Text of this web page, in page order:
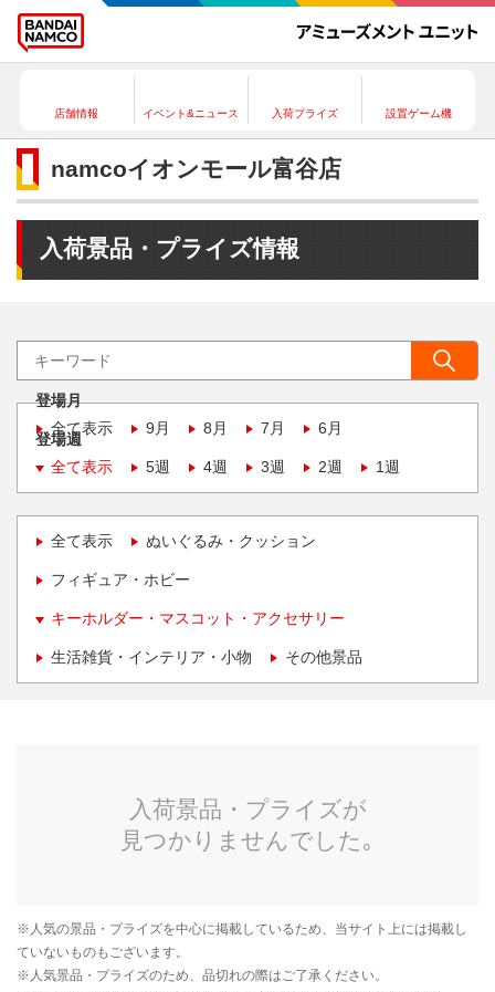
店舗情報 イベント&ニュース 入荷プライズ 設置ゲーム機
namcoイオンモール富谷店
入荷景品・プライズ情報
登場月
全て表示
9月 8月 7月 6月
登場週
全て表示
5週 4週 3週 2週 1週
全て表示 ぬいぐるみ・クッション
フィギュア・ホビー
キーホルダー・マスコット・アクセサリー
生活雑貨・インテリア・小物 その他景品